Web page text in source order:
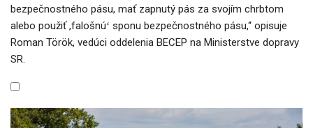
bezpečnostného pásu, mať zapnutý pás za svojím chrbtom
alebo použiť ,falošnúʻ sponu bezpečnostného pásu,“ opisuje
Roman Török, vedúci oddelenia BECEP na Ministerstve dopravy
SR.